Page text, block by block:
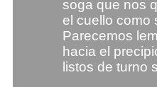
soga que nos
el cuello como
Parecemos
hacia el
listos de turno